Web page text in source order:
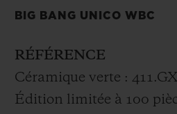
verte a été offerte à tous
BIG BANG UNICO WBC
RÉFÉRENCE
Céramique verte :
Édition limitée à 100